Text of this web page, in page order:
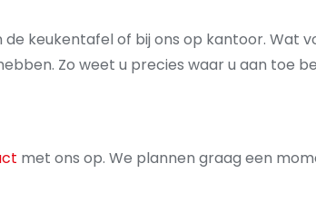
keukentafel of bij ons op kantoor. Wat
Zo weet u precies waar u aan toe
met ons op. We plannen graag een